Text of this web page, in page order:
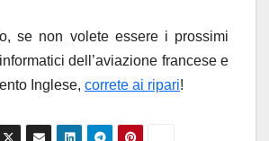
se non volete essere i prossimi
dell’aviazione francese e
Inglese, correte ai ripari!